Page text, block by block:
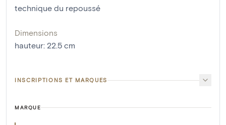
technique du repoussé
Dimensions
hauteur: 22.5 cm
INSCRIPTIONS ET MARQUES
MARQUE